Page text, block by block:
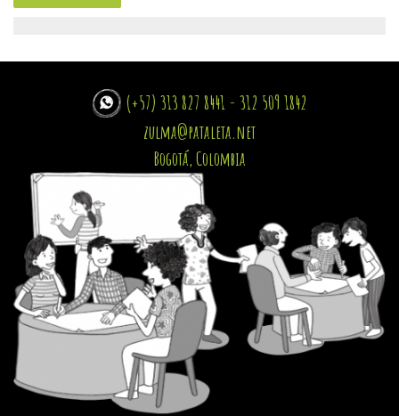
(+57) 313 827 8441 - 312 509 1842
zulma@pataleta.net
Bogotá, Colombia